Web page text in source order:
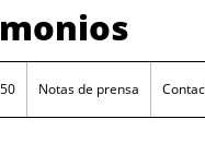
Notas de prensa